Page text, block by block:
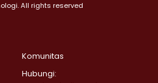
All rights reserved
Komunitas
Hubungi: